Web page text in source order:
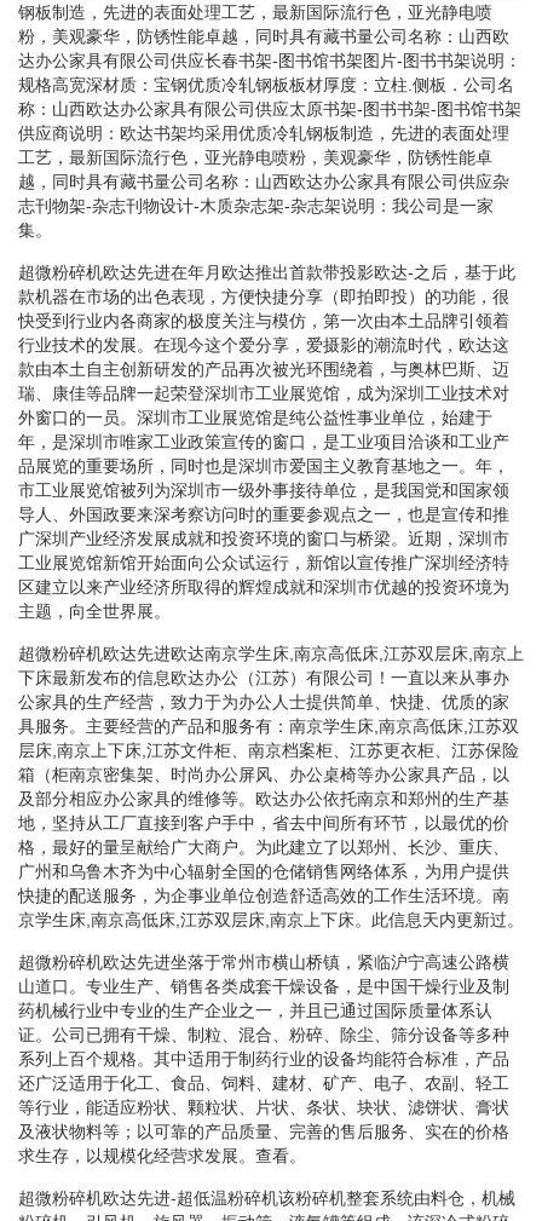
钢板制造，先进的表面处理工艺，最新国际流行色，亚光静电喷
粉，美观豪华，防锈性能卓越，同时具有藏书量公司名称：山西欧
达办公家具有限公司供应长春书架-图书馆书架图片-图书书架说明：
规格高宽深材质：宝钢优质冷轧钢板板材厚度：立柱.侧板．公司名
称：山西欧达办公家具有限公司供应太原书架-图书书架-图书馆书架
供应商说明：欧达书架均采用优质冷轧钢板制造，先进的表面处理
工艺，最新国际流行色，亚光静电喷粉，美观豪华，防锈性能卓
越，同时具有藏书量公司名称：山西欧达办公家具有限公司供应杂
志刊物架-杂志刊物设计-木质杂志架-杂志架说明：我公司是一家
集。
超微粉碎机欧达先进在年月欧达推出首款带投影欧达-之后，基于此
款机器在市场的出色表现，方便快捷分享（即拍即投）的功能，很
快受到行业内各商家的极度关注与模仿，第一次由本土品牌引领着
行业技术的发展。在现今这个爱分享，爱摄影的潮流时代，欧达这
款由本土自主创新研发的产品再次被光环围绕着，与奥林巴斯、迈
瑞、康佳等品牌一起荣登深圳市工业展览馆，成为深圳工业技术对
外窗口的一员。深圳市工业展览馆是纯公益性事业单位，始建于
年，是深圳市唯家工业政策宣传的窗口，是工业项目洽谈和工业产
品展览的重要场所，同时也是深圳市爱国主义教育基地之一。年，
市工业展览馆被列为深圳市一级外事接待单位，是我国党和国家领
导人、外国政要来深考察访问时的重要参观点之一，也是宣传和推
广深圳产业经济发展成就和投资环境的窗口与桥梁。近期，深圳市
工业展览馆新馆开始面向公众试运行，新馆以宣传推广深圳经济特
区建立以来产业经济所取得的辉煌成就和深圳市优越的投资环境为
主题，向全世界展。
超微粉碎机欧达先进欧达南京学生床,南京高低床,江苏双层床,南京上
下床最新发布的信息欧达办公（江苏）有限公司！一直以来从事办
公家具的生产经营，致力于为办公人士提供简单、快捷、优质的家
具服务。主要经营的产品和服务有：南京学生床,南京高低床,江苏双
层床,南京上下床,江苏文件柜、南京档案柜、江苏更衣柜、江苏保险
箱（柜南京密集架、时尚办公屏风、办公桌椅等办公家具产品，以
及部分相应办公家具的维修等。欧达办公依托南京和郑州的生产基
地，坚持从工厂直接到客户手中，省去中间所有环节，以最优的价
格，最好的量呈献给广大商户。为此建立了以郑州、长沙、重庆、
广州和乌鲁木齐为中心辐射全国的仓储销售网络体系，为用户提供
快捷的配送服务，为企事业单位创造舒适高效的工作生活环境。南
京学生床,南京高低床,江苏双层床,南京上下床。此信息天内更新过。
超微粉碎机欧达先进坐落于常州市横山桥镇，紧临沪宁高速公路横
山道口。专业生产、销售各类成套干燥设备，是中国干燥行业及制
药机械行业中专业的生产企业之一，并且已通过国际质量体系认
证。公司已拥有干燥、制粒、混合、粉碎、除尘、筛分设备等多种
系列上百个规格。其中适用于制药行业的设备均能符合标准，产品
还广泛适用于化工、食品、饲料、建材、矿产、电子、农副、轻工
等行业，能适应粉状、颗粒状、片状、条状、块状、滤饼状、膏状
及液状物料等；以可靠的产品质量、完善的售后服务、实在的价格
求生存，以规模化经营求发展。查看。
超微粉碎机欧达先进-超低温粉碎机该粉碎机整套系统由料仓，机械